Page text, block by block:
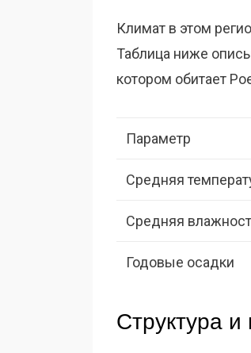
Климат в этом
Таблица ниже
котором обитает
Параметр
Средняя
Средняя
Годовые осадки
Структура и